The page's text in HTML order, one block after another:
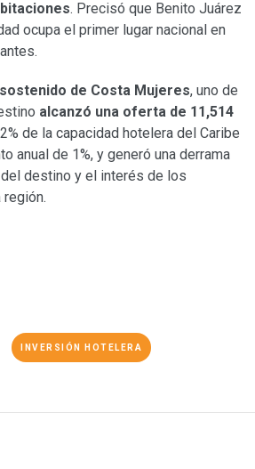
. Precisó que Benito Juárez
ocupa el primer lugar nacional en
de Costa Mujeres, uno de
alcanzó una oferta de 11,514
de la capacidad hotelera del Caribe
anual de 1%, y generó una derrama
destino y el interés de los
INVERSIÓN HOTELERA